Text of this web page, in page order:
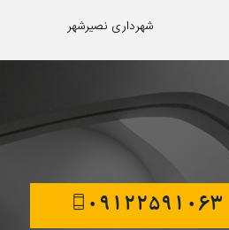
شهرداری نصیرشهر
09122591063